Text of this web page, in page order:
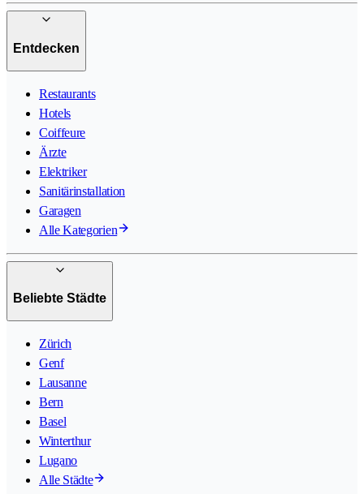
Entdecken
Restaurants
Hotels
Coiffeure
Ärzte
Elektriker
Sanitärinstallation
Garagen
Alle Kategorien
Beliebte Städte
Zürich
Genf
Lausanne
Bern
Basel
Winterthur
Lugano
Alle Städte